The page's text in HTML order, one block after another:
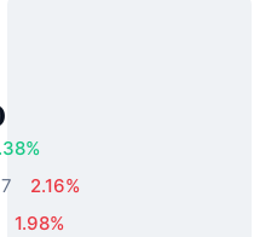
Varlıkları
2.16%
1.98%